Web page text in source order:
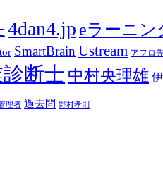
4dan4.jp eラーニン
SmartBrain Ustream アフロ
断士 中村央理雄
理者 過去問 野村孝則